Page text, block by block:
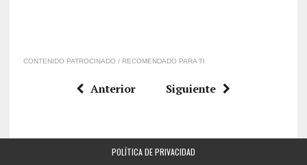
CONTENIDO PATROCINADO / RECOMENDADO PARA TI
Anterior Siguiente
POLÍTICA DE PRIVACIDAD